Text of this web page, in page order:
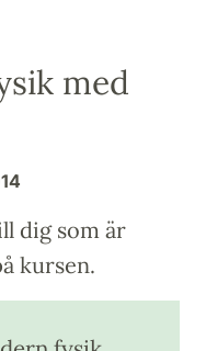
med
dig som är
kursen.